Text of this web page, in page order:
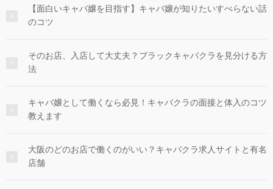
【面白いキャバ嬢を目指す】キャバ嬢が知りたいすべらない話
のコツ
そのお店、入店して大丈夫？ブラックキャバクラを見分ける方
法
キャバ嬢として働くなら必見！キャバクラの面接と体入のコツ
教えます
大阪のどのお店で働くのがいい？キャバクラ求人サイトと有名
店舗